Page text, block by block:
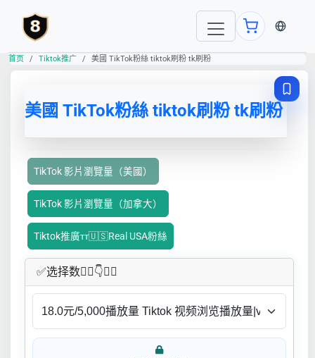
当前语
首页 Tiktok推广 美國 TikTok粉絲 tiktok刷粉 tk刷粉
美國 TikTok粉絲 tiktok刷粉 tk刷粉
TikTok 影片瀏覽量（美國）
TikTok 影片瀏覽量（加拿大）
Tiktok推廣ᴛᴛ🇺🇸Real USA粉絲
✅​选择数👇🏻​​👇👇🏻​​